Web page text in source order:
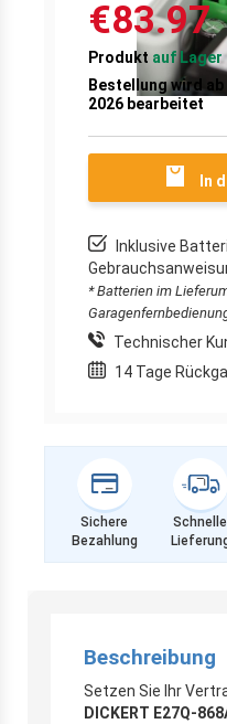
€83.97
Produkt auf Lager
Bestellung wird
2026 bearbeitet
In
Inklusive
* Batterien im
Technischer
14 Tage
Sichere
Bezahlung
Schnelle
Beschreibung
Setzen Sie Ihr
DICKERT E27Q-